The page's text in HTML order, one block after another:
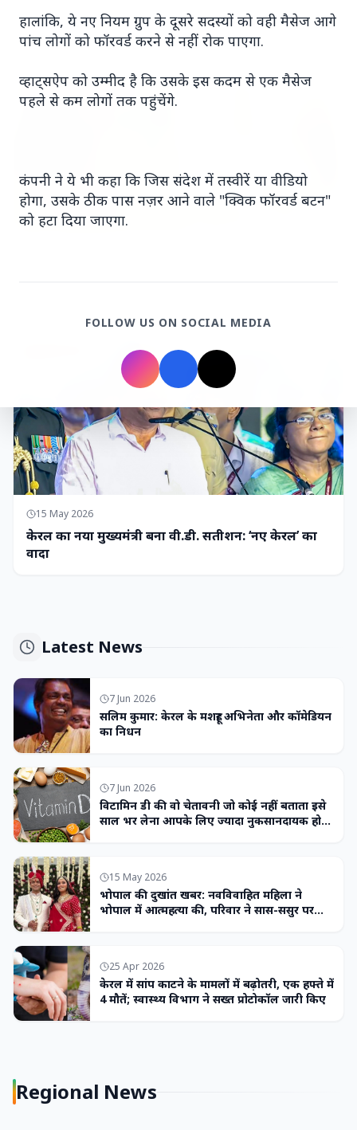
भारत-नॉर्डिक शिखर सम्मेलन: मोदी उत्तरी यूरोप को क्यों कर
रहे हैं आकर्षित?
MADHYA PRADESH NEWS
15 May 2026
केरल का नया मुख्यमंत्री बना वी.डी. सतीशन: ‘नए केरल’ का
वादा
Latest News
7 Jun 2026
सलिम कुमार: केरल के मशहूर अभिनेता और कॉमेडियन
का निधन
7 Jun 2026
विटामिन डी की वो चेतावनी जो कोई नहीं बताता इसे
साल भर लेना आपके लिए ज्यादा नुकसानदायक हो
15 May 2026
भोपाल की दुखांत खबर: नवविवाहित महिला ने
भोपाल में आत्महत्या की, परिवार ने सास-ससुर पर
25 Apr 2026
केरल में सांप काटने के मामलों में बढ़ोतरी, एक हफ्ते में
4 मौतें; स्वास्थ्य विभाग ने सख्त प्रोटोकॉल जारी किए
Regional News
हालांकि, ये नए नियम ग्रुप के दूसरे सदस्यों को वही मैसेज आगे
पांच लोगों को फॉरवर्ड करने से नहीं रोक पाएगा.
व्हाट्सऐप को उम्मीद है कि उसके इस कदम से एक मैसेज
पहले से कम लोगों तक पहुंचेंगे.
कंपनी ने ये भी कहा कि जिस संदेश में तस्वीरें या वीडियो
होगा, उसके ठीक पास नज़र आने वाले "क्विक फॉरवर्ड बटन"
को हटा दिया जाएगा.
FOLLOW US ON SOCIAL MEDIA